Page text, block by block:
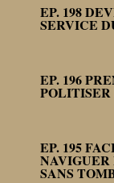
EP. 198
SERVICE
EP. 196
POLITISER
EP. 195
SANS